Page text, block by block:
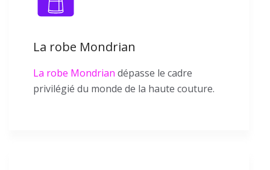
La robe Mondrian
La robe Mondrian dépasse le cadre
privilégié du monde de la haute couture.